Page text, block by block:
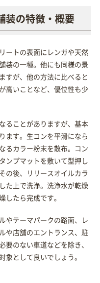
装の特徴・概要
ートの表面にレンガや天然
装の一種。他にも同様の景
すが、他の方法に比べると
高いことなど、優位性も少
ることがありますが、基本
ます。生コンを平滑になら
るカラー粉末を散布。コン
ンプマットを敷いて型押し
の後、リリースオイルカラ
た上で洗浄。洗浄水が乾燥
したら完成です。
やテーマパークの路面、レ
や店舗のエントランス、駐
のない車道などを除き、
として良いでしょう。